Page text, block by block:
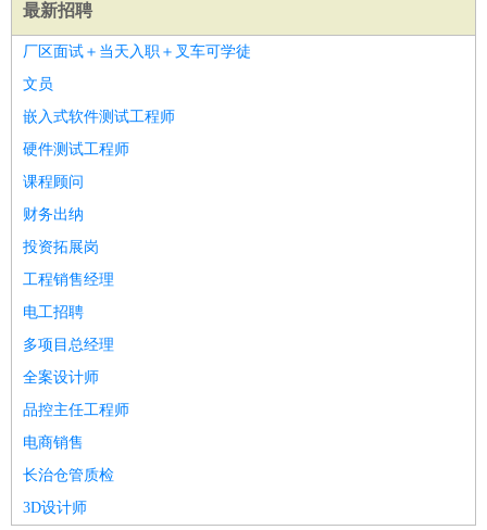
最新招聘
厂区面试＋当天入职＋叉车可学徒
文员
嵌入式软件测试工程师
硬件测试工程师
课程顾问
财务出纳
投资拓展岗
工程销售经理
电工招聘
多项目总经理
全案设计师
品控主任工程师
电商销售
长治仓管质检
3D设计师